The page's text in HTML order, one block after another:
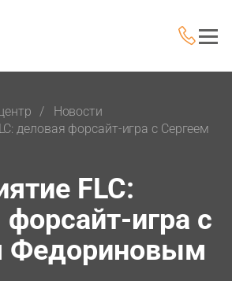
Новости
деловая форсайт-игра с Сергеем
FLC:
игра с
Федориновым